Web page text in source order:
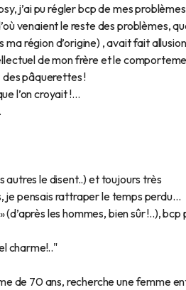
j’ai pu régler bcp de mes
venaient le reste des problèmes,
région d’origine) , avait fait
de mon frère et le
des pâquerettes !
l’on croyait !…
autres le disent..) et toujours très
je pensais rattraper le temps perdu…
les hommes, bien sûr !..), bcp
charme!.."
de 70 ans, recherche une femme